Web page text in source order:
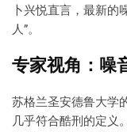
卜兴悦直言，最新的
人”。
专家视角：噪
苏格兰圣安德鲁大学
几乎符合酷刑的定义